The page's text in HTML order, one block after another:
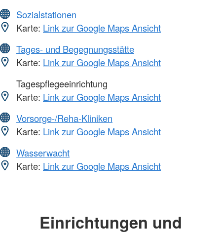
Sozialstationen
Karte: Link zur Google Maps Ansicht
Tages- und Begegnungsstätte
Karte: Link zur Google Maps Ansicht
Tagespflegeeinrichtung
Karte: Link zur Google Maps Ansicht
Vorsorge-/Reha-Kliniken
Karte: Link zur Google Maps Ansicht
Wasserwacht
Karte: Link zur Google Maps Ansicht
Einrichtungen und